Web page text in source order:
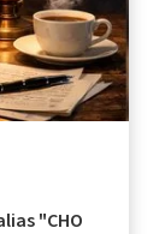
"CHO